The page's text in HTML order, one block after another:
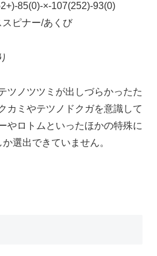
85(0)-×-107(252)-93(0)
ピナー/あくび
ツノツツミが出しづらかったた
カミやテツノドクガを意識して
やロトムといったほかの特殊に
選出できていません。